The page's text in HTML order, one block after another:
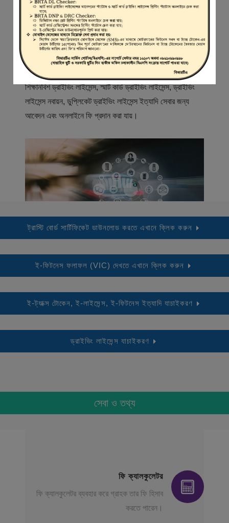
স্বাগতম
বিআরটিএ সার্ভিস পোর্টাল (বিএসপি) বাংলাদেশ রোড ট্রান্সপোর্ট অথরিটি
(বিআরটিএ) এর একটি অনলাইন সেবা প্রদানের মাধ্যম যেখানে ড্রাইভার,
মোটরযান মালিক, মোটরযান বিক্রেতাদের নিবন্ধিত করা হয় এবং
শিক্ষানবিশ ড্রাইভিং লাইসেন্স, স্মার্ট কার্ড ড্রাইভিং লাইসেন্স, ড্রাইভিং
লাইসেন্স নবায়ন, ডুপ্লিকেট ড্রাইভিং লাইসেন্স ইত্যাদি সেবার জন্য
আবেদন এবং অনলাইনে ফি প্রদান করা যায়।
ট্রাস্টি বোর্ড সার্টিফিকেট ডাউনলোড করতে এখানে ক্লিক করুন
ই-ফিটনেস ফলাফল (VIC) দেখতে এখানে ক্লিক করুন
ই-ট্যাক্স টোকেন, ই-লাইসেন্স, ই-ফিটনেস ইত্যাদি যাচাইকরণ
ড্রাইভিং লাইসেন্স যাচাইকরণ
সেবা ও তথ্য
ফি ক্যালকুলেটর
ফি ক্যালকুলেটর ব্যবহার করে গ্রাহক তার ফি হিসাব
করতে পারেন।